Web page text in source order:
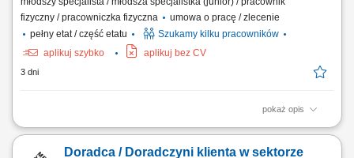
fizyczny / pracowniczka fizyczna
umowa o pracę / zlecenie
pełny etat / część etatu
Szukamy kilku pracowników
aplikuj szybko
aplikuj bez CV
3 dni
pokaż opis
Salon Monnari Praca od zaraz Praca dla osób z doświadczeniem i bez
Doradca / Doradczyni klienta w sektorze